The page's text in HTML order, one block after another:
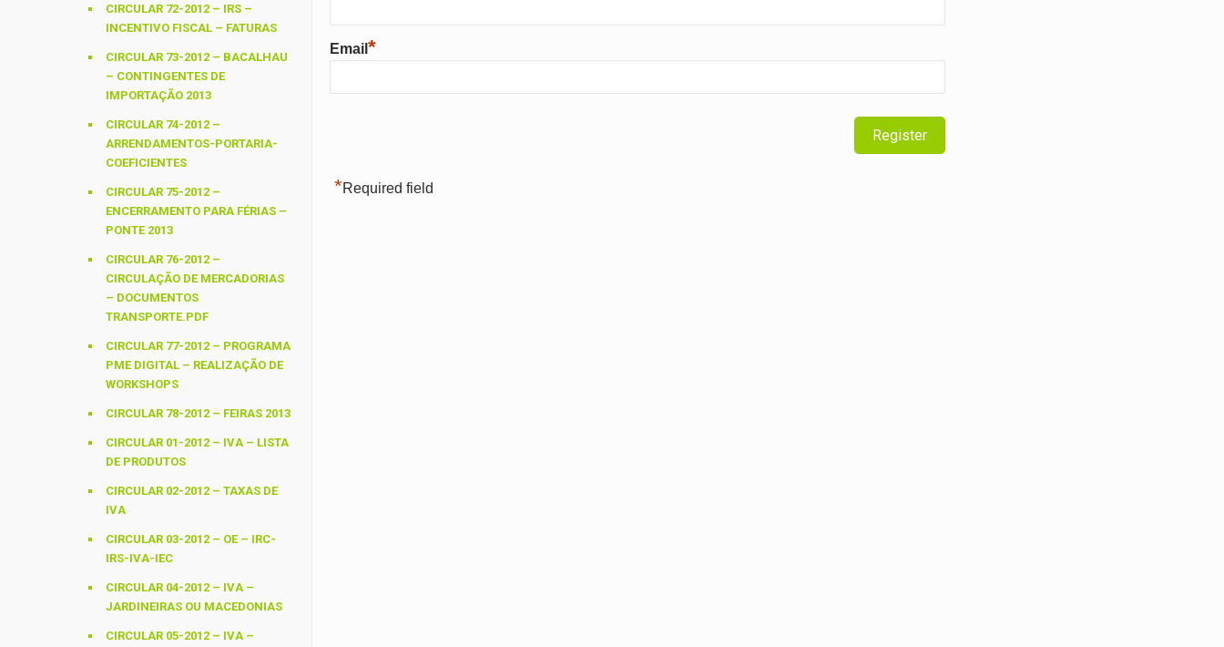
Email *
*Required field
CIRCULAR 72-2012 – IRS –
INCENTIVO FISCAL – FATURAS
CIRCULAR 73-2012 – BACALHAU
– CONTINGENTES DE
IMPORTAÇÃO 2013
CIRCULAR 74-2012 –
ARRENDAMENTOS-PORTARIA-
COEFICIENTES
CIRCULAR 75-2012 –
ENCERRAMENTO PARA FÉRIAS –
PONTE 2013
CIRCULAR 76-2012 –
CIRCULAÇÃO DE MERCADORIAS
– DOCUMENTOS
TRANSPORTE.PDF
CIRCULAR 77-2012 – PROGRAMA
PME DIGITAL – REALIZAÇÃO DE
WORKSHOPS
CIRCULAR 78-2012 – FEIRAS 2013
CIRCULAR 01-2012 – IVA – LISTA
DE PRODUTOS
CIRCULAR 02-2012 – TAXAS DE
IVA
CIRCULAR 03-2012 – OE – IRC-
IRS-IVA-IEC
CIRCULAR 04-2012 – IVA –
JARDINEIRAS OU MACEDONIAS
CIRCULAR 05-2012 – IVA –